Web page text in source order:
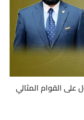
القوام المثالي